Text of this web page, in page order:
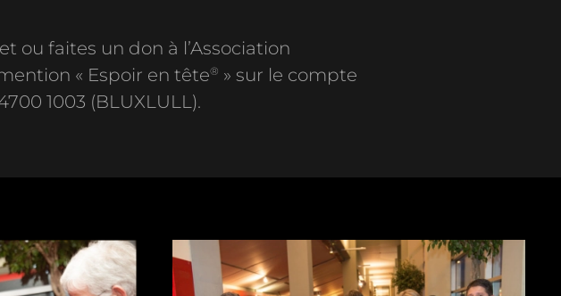
ou faites un don à l’Association
« Espoir en tête® » sur le compte
1003 (BLUXLULL).